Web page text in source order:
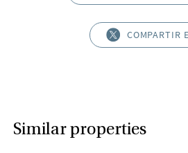
COMPARTIR
Similar properties